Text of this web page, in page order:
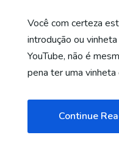
Você com certeza
introdução ou
YouTube, não é
pena ter uma
Continue